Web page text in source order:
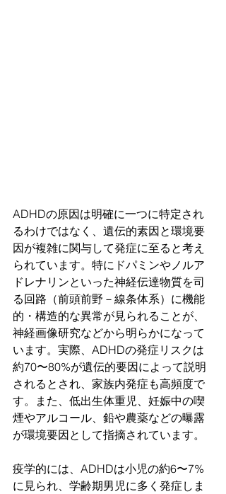
ADHDの原因は明確に一つに特定され
るわけではなく、遺伝的素因と環境要
因が複雑に関与して発症に至ると考え
られています。特にドパミンやノルア
ドレナリンといった神経伝達物質を司
る回路（前頭前野－線条体系）に機能
的・構造的な異常が見られることが、
神経画像研究などから明らかになって
います。実際、ADHDの発症リスクは
約70〜80%が遺伝的要因によって説明
されるとされ、家族内発症も高頻度で
す。また、低出生体重児、妊娠中の喫
煙やアルコール、鉛や農薬などの曝露
が環境要因として指摘されています。
疫学的には、ADHDは小児の約6〜7%
に見られ、学齢期男児に多く発症しま